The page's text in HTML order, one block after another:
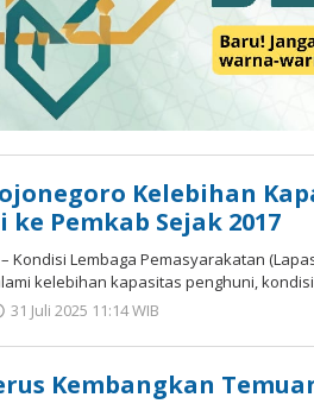
Kelebihan
ke Pemkab Sejak 2017
Kondisi Lembaga Pemasyarakatan
kelebihan kapasitas penghuni,
31 Juli 2025 11:14 WIB
Kembangkan